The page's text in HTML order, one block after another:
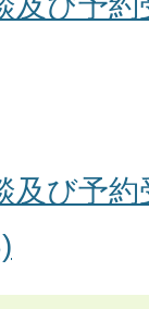
及び予